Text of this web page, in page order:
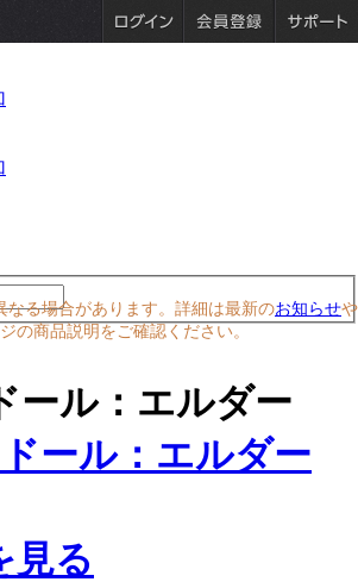
る場合があります。詳細は最新のお知らせや
の商品説明をご確認ください。
ール：エルダー
見る